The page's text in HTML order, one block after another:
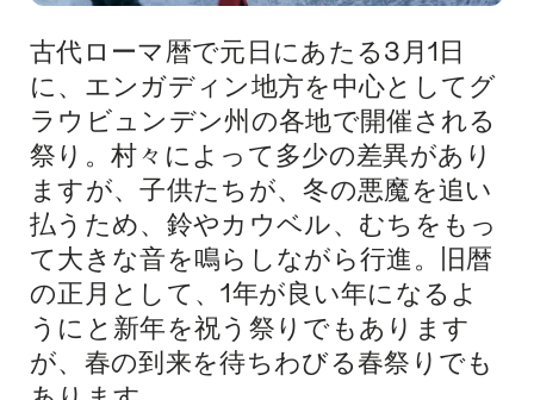
Intro
古代ローマ暦で元日にあたる3月1日
に、エンガディン地方を中心としてグ
ラウビュンデン州の各地で開催される
祭り。村々によって多少の差異があり
ますが、子供たちが、冬の悪魔を追い
払うため、鈴やカウベル、むちをもっ
て大きな音を鳴らしながら行進。旧暦
の正月として、1年が良い年になるよ
うにと新年を祝う祭りでもあります
が、春の到来を待ちわびる春祭りでも